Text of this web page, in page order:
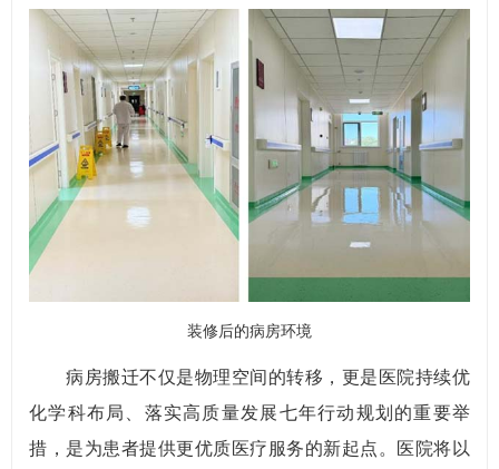
装修后的病房环境
病房搬迁不仅是物理空间的转移，更是医院持续优
化学科布局、落实高质量发展七年行动规划的重要举
措，是为患者提供更优质医疗服务的新起点。医院将以